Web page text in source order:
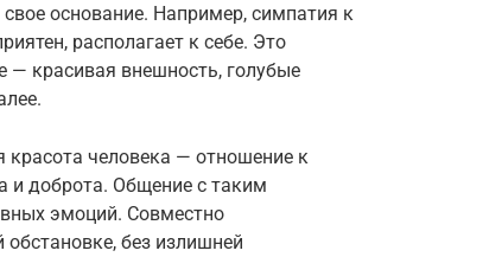
основание. Например, симпатия к
располагает к себе. Это
— красивая внешность, голубые
красота человека — отношение к
и доброта. Общение с таким
эмоций. Совместно
без излишней